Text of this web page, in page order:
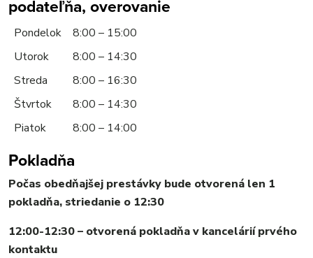
podateľňa, overovanie
Pondelok
8:00 – 15:00
Utorok
8:00 – 14:30
Streda
8:00 – 16:30
Štvrtok
8:00 – 14:30
Piatok
8:00 – 14:00
Pokladňa
Počas obedňajšej prestávky bude otvorená len 1
pokladňa, striedanie o 12:30
12:00-12:30 – otvorená pokladňa v kancelárií prvého
kontaktu